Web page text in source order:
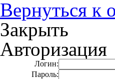
Вернуться к
Закрыть
Авторизация
Логин:
Пароль: